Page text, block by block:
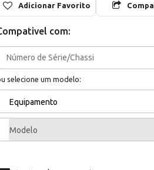
Adicionar Favorito
com:
selecione um modelo:
Equipamento
Modelo